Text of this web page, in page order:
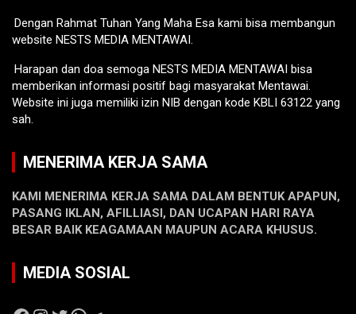
Dengan Rahmat Tuhan Yang Maha Esa kami bisa membangun
website NESTS MEDIA MENTAWAI.
Harapan dan doa semoga NESTS MEDIA MENTAWAI bisa
memberikan informasi positif bagi masyarakat Mentawai.
Website ini juga memiliki izin NIB dengan kode KBLI 63122 yang
sah.
MENERIMA KERJA SAMA
KAMI MENERIMA KERJA SAMA DALAM BENTUK APAPUN,
PASANG IKLAN, AFILLIASI, DAN UCAPAN HARI RAYA
BESAR BAIK KEAGAMAAN MAUPUN ACARA KHUSUS.
MEDIA SOSIAL